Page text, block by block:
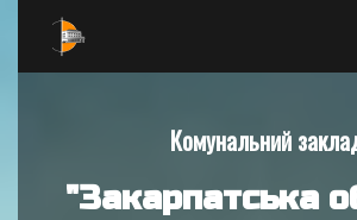
Комунальний
"Закарпатська